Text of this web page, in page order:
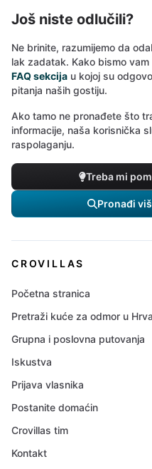
Još niste odlučili?
Ne brinite, razumijemo da
lak zadatak. Kako bismo
FAQ sekcija u kojoj su
pitanja naših gostiju.
Ako tamo ne pronađete što
informacije, naša korisnička
raspolaganju.
Treba mi
Pronađi
CROVILLAS
Početna stranica
Pretraži kuće za odmor u
Grupna i poslovna putovanja
Iskustva
Prijava vlasnika
Postanite domaćin
Crovillas tim
Kontakt